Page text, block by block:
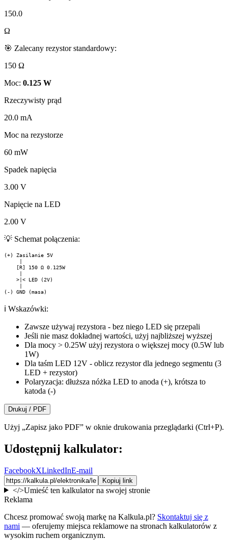
150.0
Ω
🎯 Zalecany rezystor standardowy:
150 Ω
Moc: 0.125 W
Rzeczywisty prąd
20.0 mA
Moc na rezystorze
60 mW
Spadek napięcia
3.00 V
Napięcie na LED
2.00 V
💡 Schemat połączenia:
(+) Zasilanie 5V
     |
    [R] 150 Ω 0.125W
     |
    >|< LED (2V)
     |
(-) GND (masa)
ℹ️ Wskazówki:
Zawsze używaj rezystora - bez niego LED się przepali
Jeśli nie masz dokładnej wartości, użyj najbliższej wyższej
Dla mocy > 0.25W użyj rezystora o większej mocy (0.5W lub
1W)
Dla taśm LED 12V - oblicz rezystor dla jednego segmentu (3
LED + rezystor)
Polaryzacja: dłuższa nóżka LED to anoda (+), krótsza to
katoda (-)
Drukuj / PDF
Użyj „Zapisz jako PDF” w oknie drukowania przeglądarki (Ctrl+P).
Udostępnij kalkulator:
FacebookXLinkedInE-mail
Kopiuj link
</>Umieść ten kalkulator na swojej stronie
Reklama
Chcesz promować swoją markę na Kalkula.pl? Skontaktuj się z
nami — oferujemy miejsca reklamowe na stronach kalkulatorów z
wysokim ruchem organicznym.